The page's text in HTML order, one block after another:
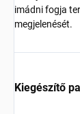
imádni fogja
megjelenését.
Kiegészítő